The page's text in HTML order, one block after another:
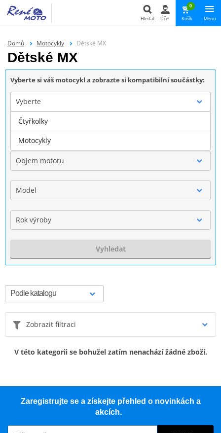
Hledat Účet
0
Košík Menu
Domů Motocykly Dětské MX
Dětské MX
Vyberte si váš motocykl a zobrazte si kompatibilní součástky:
Vyberte
Značka
Objem motoru
Model
Rok výroby
Vyhledat
Zobrazit filtraci
V této kategorii se bohužel zatím nenachází žádné zboží.
Zaregistrujte se a získejte přehled o novinkách a
akcích.
Čtyřkolky
Motocykly